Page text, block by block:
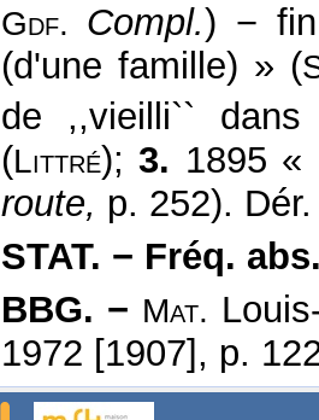
Gdf. Compl.) −
(d'une famille) » (
de ,,vieilli``
(Littré);3. 1895 «
route, p. 252).
STAT. − Fréq.
BBG. − Mat.
1972 [1907], p.